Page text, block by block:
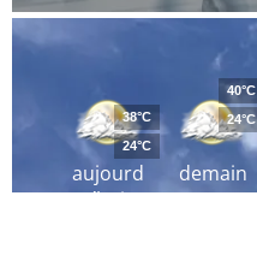
aujourd
´hui
38°C
24°C
demain
40°C
24°C